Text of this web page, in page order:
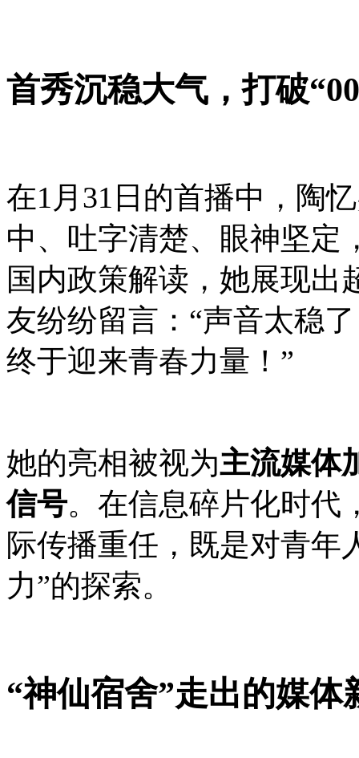
首秀沉稳大气，打破
在1月31日的首播中，陶
中、吐字清楚、眼神坚定
国内政策解读，她展现出
友纷纷留言：“声音太稳
终于迎来青春力量！”
她的亮相被视为主流媒体
信号。在信息碎片化时代
际传播重任，既是对青年
力”的探索。
“神仙宿舍”走出的媒体